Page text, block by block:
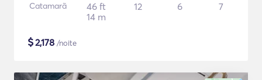
Catamarã
46 ft
14 m
12 6 7
$2,178 /noite